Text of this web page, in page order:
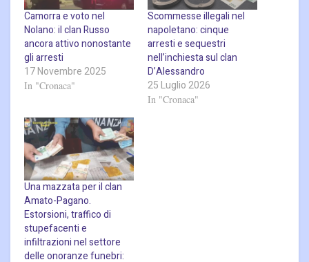
Camorra e voto nel
Nolano: il clan Russo
ancora attivo nonostante
gli arresti
17 Novembre 2025
In "Cronaca"
Scommesse illegali nel
napoletano: cinque
arresti e sequestri
nell’inchiesta sul clan
D’Alessandro
25 Luglio 2026
In "Cronaca"
Una mazzata per il clan
Amato-Pagano.
Estorsioni, traffico di
stupefacenti e
infiltrazioni nel settore
delle onoranze funebri: